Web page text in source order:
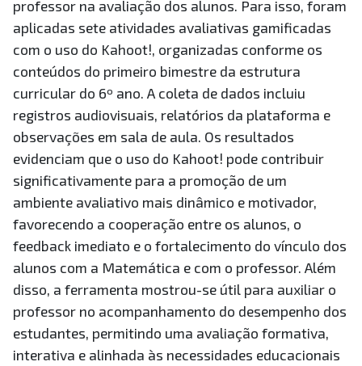
professor na avaliação dos alunos. Para isso, foram
aplicadas sete atividades avaliativas gamificadas
com o uso do Kahoot!, organizadas conforme os
conteúdos do primeiro bimestre da estrutura
curricular do 6º ano. A coleta de dados incluiu
registros audiovisuais, relatórios da plataforma e
observações em sala de aula. Os resultados
evidenciam que o uso do Kahoot! pode contribuir
significativamente para a promoção de um
ambiente avaliativo mais dinâmico e motivador,
favorecendo a cooperação entre os alunos, o
feedback imediato e o fortalecimento do vínculo dos
alunos com a Matemática e com o professor. Além
disso, a ferramenta mostrou-se útil para auxiliar o
professor no acompanhamento do desempenho dos
estudantes, permitindo uma avaliação formativa,
interativa e alinhada às necessidades educacionais